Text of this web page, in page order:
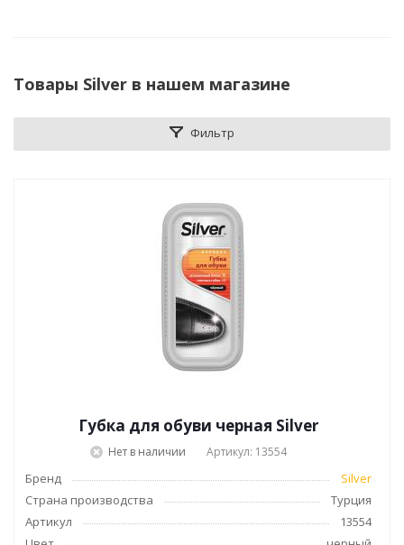
Товары Silver в нашем магазине
Фильтр
Губка для обуви черная Silver
Нет в наличии Артикул: 13554
Бренд
Silver
Страна производства
Турция
Артикул
13554